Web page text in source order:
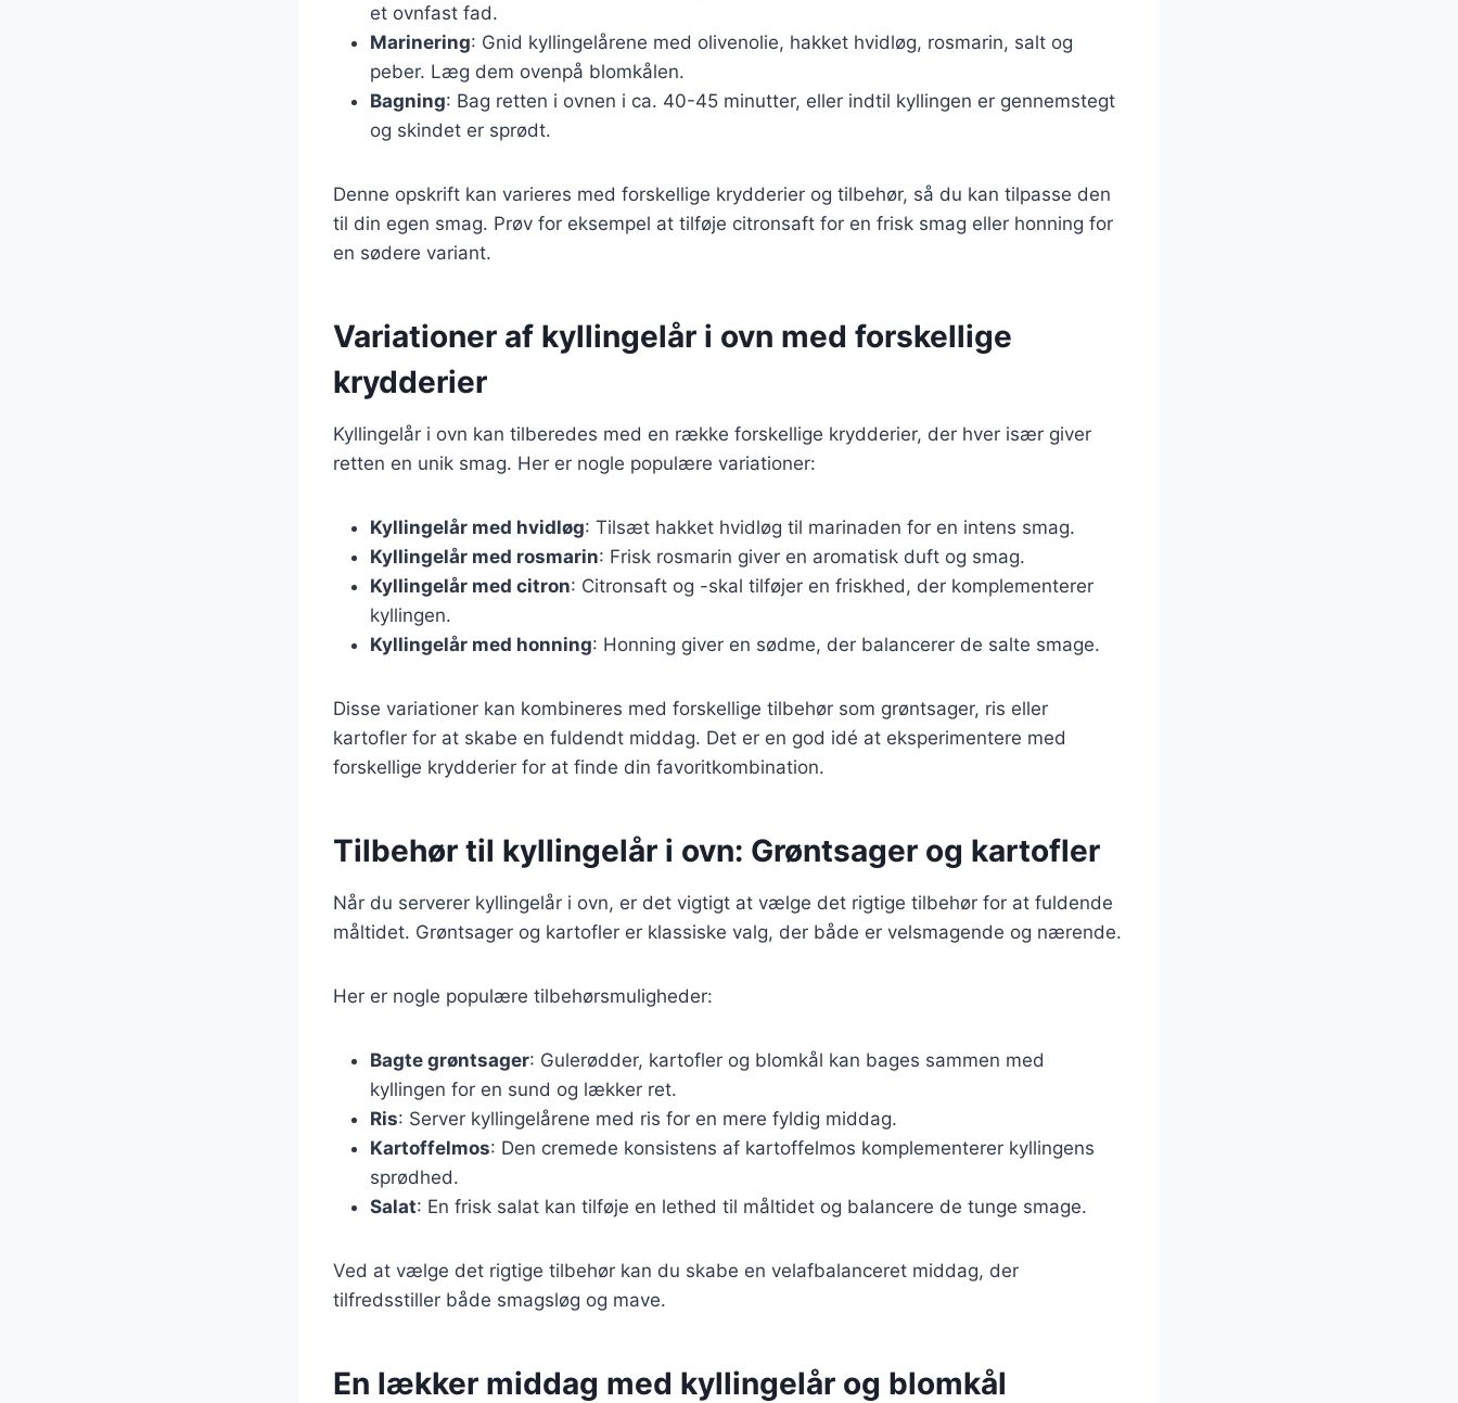
et ovnfast fad.
Marinering: Gnid kyllingelårene med olivenolie, hakket hvidløg, rosmarin, salt og
peber. Læg dem ovenpå blomkålen.
Bagning: Bag retten i ovnen i ca. 40-45 minutter, eller indtil kyllingen er gennemstegt
og skindet er sprødt.
Denne opskrift kan varieres med forskellige krydderier og tilbehør, så du kan tilpasse den
til din egen smag. Prøv for eksempel at tilføje citronsaft for en frisk smag eller honning for
en sødere variant.
Variationer af kyllingelår i ovn med forskellige
krydderier
Kyllingelår i ovn kan tilberedes med en række forskellige krydderier, der hver især giver
retten en unik smag. Her er nogle populære variationer:
Kyllingelår med hvidløg: Tilsæt hakket hvidløg til marinaden for en intens smag.
Kyllingelår med rosmarin: Frisk rosmarin giver en aromatisk duft og smag.
Kyllingelår med citron: Citronsaft og -skal tilføjer en friskhed, der komplementerer
kyllingen.
Kyllingelår med honning: Honning giver en sødme, der balancerer de salte smage.
Disse variationer kan kombineres med forskellige tilbehør som grøntsager, ris eller
kartofler for at skabe en fuldendt middag. Det er en god idé at eksperimentere med
forskellige krydderier for at finde din favoritkombination.
Tilbehør til kyllingelår i ovn: Grøntsager og kartofler
Når du serverer kyllingelår i ovn, er det vigtigt at vælge det rigtige tilbehør for at fuldende
måltidet. Grøntsager og kartofler er klassiske valg, der både er velsmagende og nærende.
Her er nogle populære tilbehørsmuligheder:
Bagte grøntsager: Gulerødder, kartofler og blomkål kan bages sammen med
kyllingen for en sund og lækker ret.
Ris: Server kyllingelårene med ris for en mere fyldig middag.
Kartoffelmos: Den cremede konsistens af kartoffelmos komplementerer kyllingens
sprødhed.
Salat: En frisk salat kan tilføje en lethed til måltidet og balancere de tunge smage.
Ved at vælge det rigtige tilbehør kan du skabe en velafbalanceret middag, der
tilfredsstiller både smagsløg og mave.
En lækker middag med kyllingelår og blomkål